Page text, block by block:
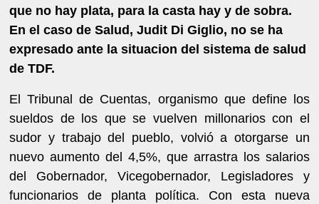
que no hay plata, para la casta hay y de sobra.
En el caso de Salud, Judit Di Giglio, no se ha
expresado ante la situacion del sistema de salud
de TDF.
El Tribunal de Cuentas, organismo que define los
sueldos de los que se vuelven millonarios con el
sudor y trabajo del pueblo, volvió a otorgarse un
nuevo aumento del 4,5%, que arrastra los salarios
del Gobernador, Vicegobernador, Legisladores y
funcionarios de planta política. Con esta nueva